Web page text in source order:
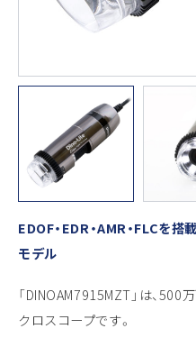
EDOF・EDR・AMR・FLCを
モデル
「DINOAM7915MZT」は、
クロスコープです。